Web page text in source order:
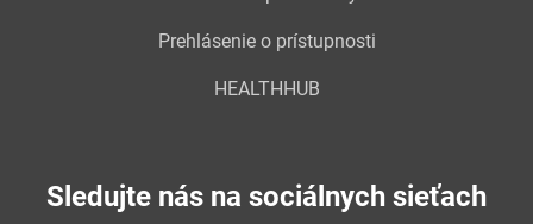
Prehlásenie o prístupnosti
HEALTHHUB
Sledujte nás na sociálnych sieťach